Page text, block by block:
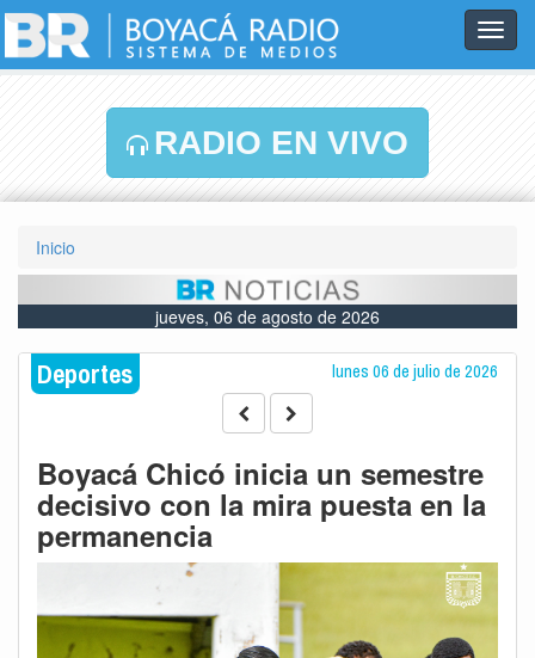
RADIO EN VIVO
Inicio
jueves, 06 de agosto de 2026
Deportes lunes 06 de julio de 2026
Boyacá Chicó inicia un semestre
decisivo con la mira puesta en la
permanencia